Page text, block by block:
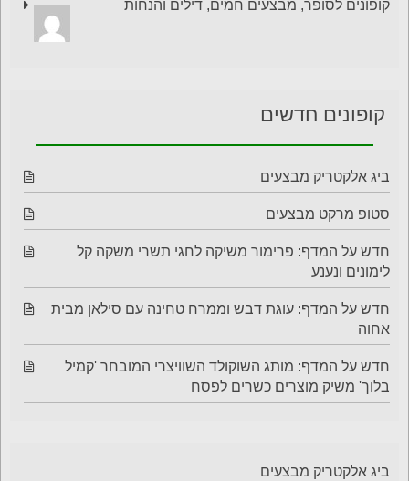
קופונים לסופר, מבצעים חמים, דילים והנחות
קופונים חדשים
ביג אלקטריק מבצעים
סטופ מרקט מבצעים
חדש על המדף: פרימור משיקה לחגי תשרי משקה קל
לימונים ונענע
חדש על המדף: עוגת דבש וממרח טחינה עם סילאן מבית
אחוה
חדש על המדף: מותג השוקולד השוויצרי המובחר 'קמיל
בלוך' משיק מוצרים כשרים לפסח
ביג אלקטריק מבצעים